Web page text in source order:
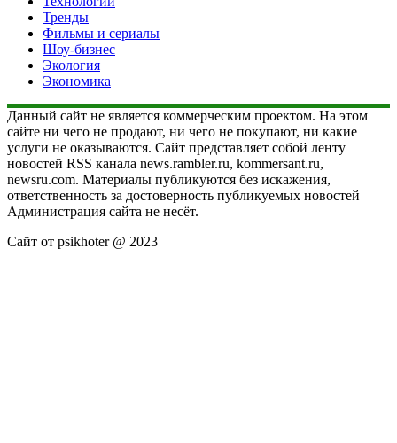
Тренды
Фильмы и сериалы
Шоу-бизнес
Экология
Экономика
Данный сайт не является коммерческим проектом. На этом
сайте ни чего не продают, ни чего не покупают, ни какие
услуги не оказываются. Сайт представляет собой ленту
новостей RSS канала news.rambler.ru, kommersant.ru,
newsru.com. Материалы публикуются без искажения,
ответственность за достоверность публикуемых новостей
Администрация сайта не несёт.
Сайт от psikhoter @ 2023